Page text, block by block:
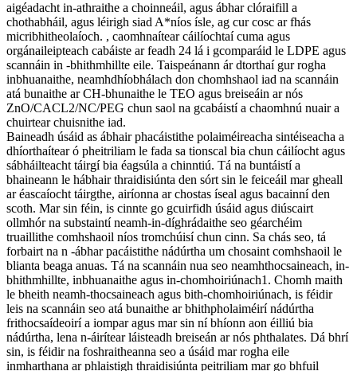
aigéadacht in-athraithe a choinneáil, agus ábhar clóraifill a
chothabháil, agus léirigh siad A*níos ísle, ag cur cosc ​​ar fhás
micribhitheolaíoch. , caomhnaítear cáilíochtaí cuma agus
orgánaileipteach cabáiste ar feadh 24 lá i gcomparáid le LDPE agus
scannáin in -bhithmhillte eile. Taispeánann ár dtorthaí gur rogha
inbhuanaithe, neamhdhíobhálach don chomhshaol iad na scannáin
atá bunaithe ar CH-bhunaithe le TEO agus breiseáin ar nós
ZnO/CACL2/NC/PEG chun saol na gcabáistí a chaomhnú nuair a
chuirtear chuisnithe iad.
Baineadh úsáid as ábhair phacáistithe polaiméireacha sintéiseacha a
dhíorthaítear ó pheitriliam le fada sa tionscal bia chun cáilíocht agus
sábháilteacht táirgí bia éagsúla a chinntiú. Tá na buntáistí a
bhaineann le hábhair thraidisiúnta den sórt sin le feiceáil mar gheall
ar éascaíocht táirgthe, airíonna ar chostas íseal agus bacainní den
scoth. Mar sin féin, is cinnte go gcuirfidh úsáid agus diúscairt
ollmhór na substaintí neamh-in-díghrádaithe seo géarchéim
truaillithe comhshaoil ​​níos tromchúisí chun cinn. Sa chás seo, tá
forbairt na n -ábhar pacáistithe nádúrtha um chosaint comhshaoil ​​le
blianta beaga anuas. Tá na scannáin nua seo neamhthocsaineach, in-
bhithmhillte, inbhuanaithe agus in-chomhoiriúnach1. Chomh maith
le bheith neamh-thocsaineach agus bith-chomhoiriúnach, is féidir
leis na scannáin seo atá bunaithe ar bhithpholaiméirí nádúrtha
frithocsaídeoirí a iompar agus mar sin ní bhíonn aon éilliú bia
nádúrtha, lena n-áirítear láisteadh breiseán ar nós phthalates. Dá bhrí
sin, is féidir na foshraitheanna seo a úsáid mar rogha eile
inmharthana ar phlaistigh thraidisiúnta peitriliam mar go bhfuil